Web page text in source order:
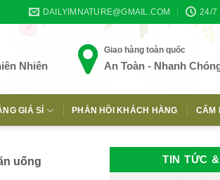
DAILYIMNATURE@GMAIL.COM 24/7
Nhiên
Giao hàng toàn quốc
An Toàn - Nhanh
GIÁ SỈ PHẢN HỒI KHÁCH HÀNG CẨM
uống
TIN TỨC